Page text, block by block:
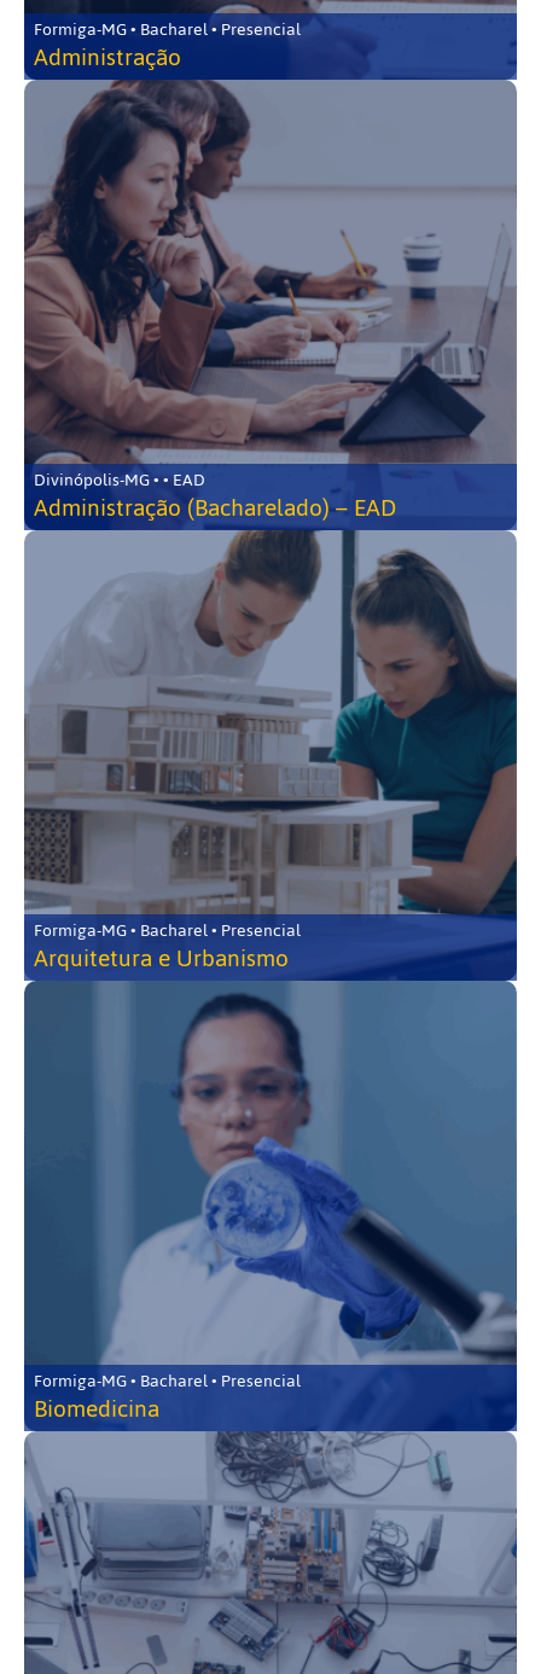
Formiga-MG • Bacharel • Presencial
Administração
Divinópolis-MG • • EAD
Administração (Bacharelado) – EAD
Formiga-MG • Bacharel • Presencial
Arquitetura e Urbanismo
Formiga-MG • Bacharel • Presencial
Biomedicina